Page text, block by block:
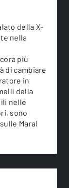
della X-
nella
più
di cambiare
in
della
nelle
sono
Maral